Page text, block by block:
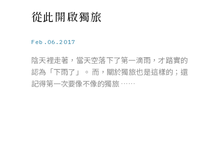
從此開啟獨旅
Feb.06.2017
陰天裡走著，當天空落下了第一滴雨，才踏實的
認為「下雨了」。 而，關於獨旅也是這樣的；還
記得第一次要像不像的獨旅 ……